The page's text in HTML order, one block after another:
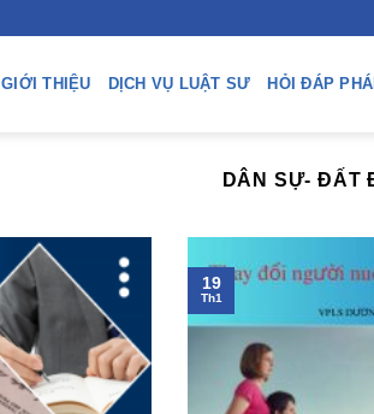
GIỚI THIỆU DỊCH VỤ LUẬT SƯ HỎI ĐÁP
DÂN SỰ- ĐẤT
19
Th1